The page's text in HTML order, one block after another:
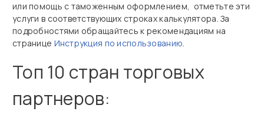
или помощь с таможенным оформлением, отметьте эти
услуги в соответствующих строках калькулятора. За
подробностями обращайтесь к рекомендациям на
странице Инструкция по использованию.
Топ 10 стран торговых
партнеров: